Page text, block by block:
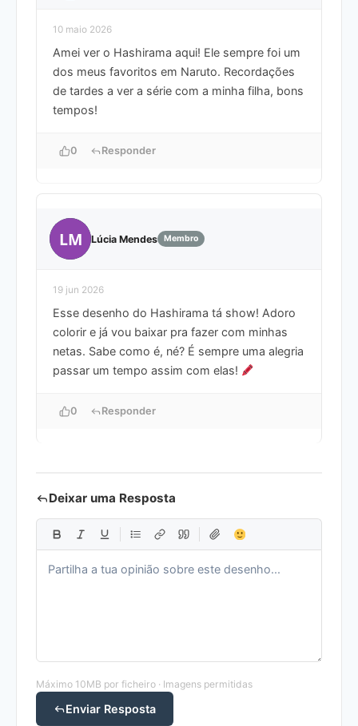
10 maio 2026
Amei ver o Hashirama aqui! Ele sempre foi um
dos meus favoritos em Naruto. Recordações
de tardes a ver a série com a minha filha, bons
tempos!
0 Responder
LM Lúcia Mendes Membro
19 jun 2026
Esse desenho do Hashirama tá show! Adoro
colorir e já vou baixar pra fazer com minhas
netas. Sabe como é, né? É sempre uma alegria
passar um tempo assim com elas!
0 Responder
Deixar uma Resposta
Máximo 10MB por ficheiro · Imagens permitidas
Enviar Resposta